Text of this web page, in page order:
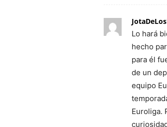
Lo hará
hecho
para él
de un
equipo
Euroliga.